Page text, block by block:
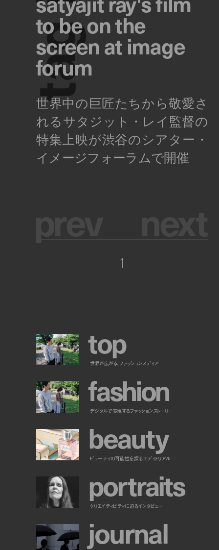
t
a
g
to be on the
screen at image
forum
1
top
世界が広がる、ファッションメディア
fashion
デジタルで表現するファッションストーリー
beauty
ビューティの可能性を探るエディトリアル
portraits
クリエイティビティに迫るインタビュー
journal